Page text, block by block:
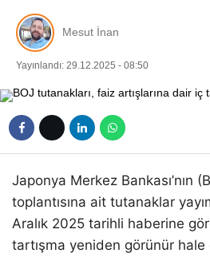
Mesut İnan
Yayınlandı: 29.12.2025 - 08:50
Japonya Merkez Bankası’nın
toplantısına ait tutanaklar
Aralık 2025 tarihli haberine
tartışma yeniden görünür hale